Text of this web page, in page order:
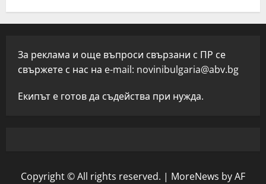
За реклама и още въпроси свързани с ПР се
свържете с нас на e-mail: novinibulgaria@abv.bg
Екипът е готов да съдейства при нужда.
Copyright © All rights reserved. | MoreNews by AF